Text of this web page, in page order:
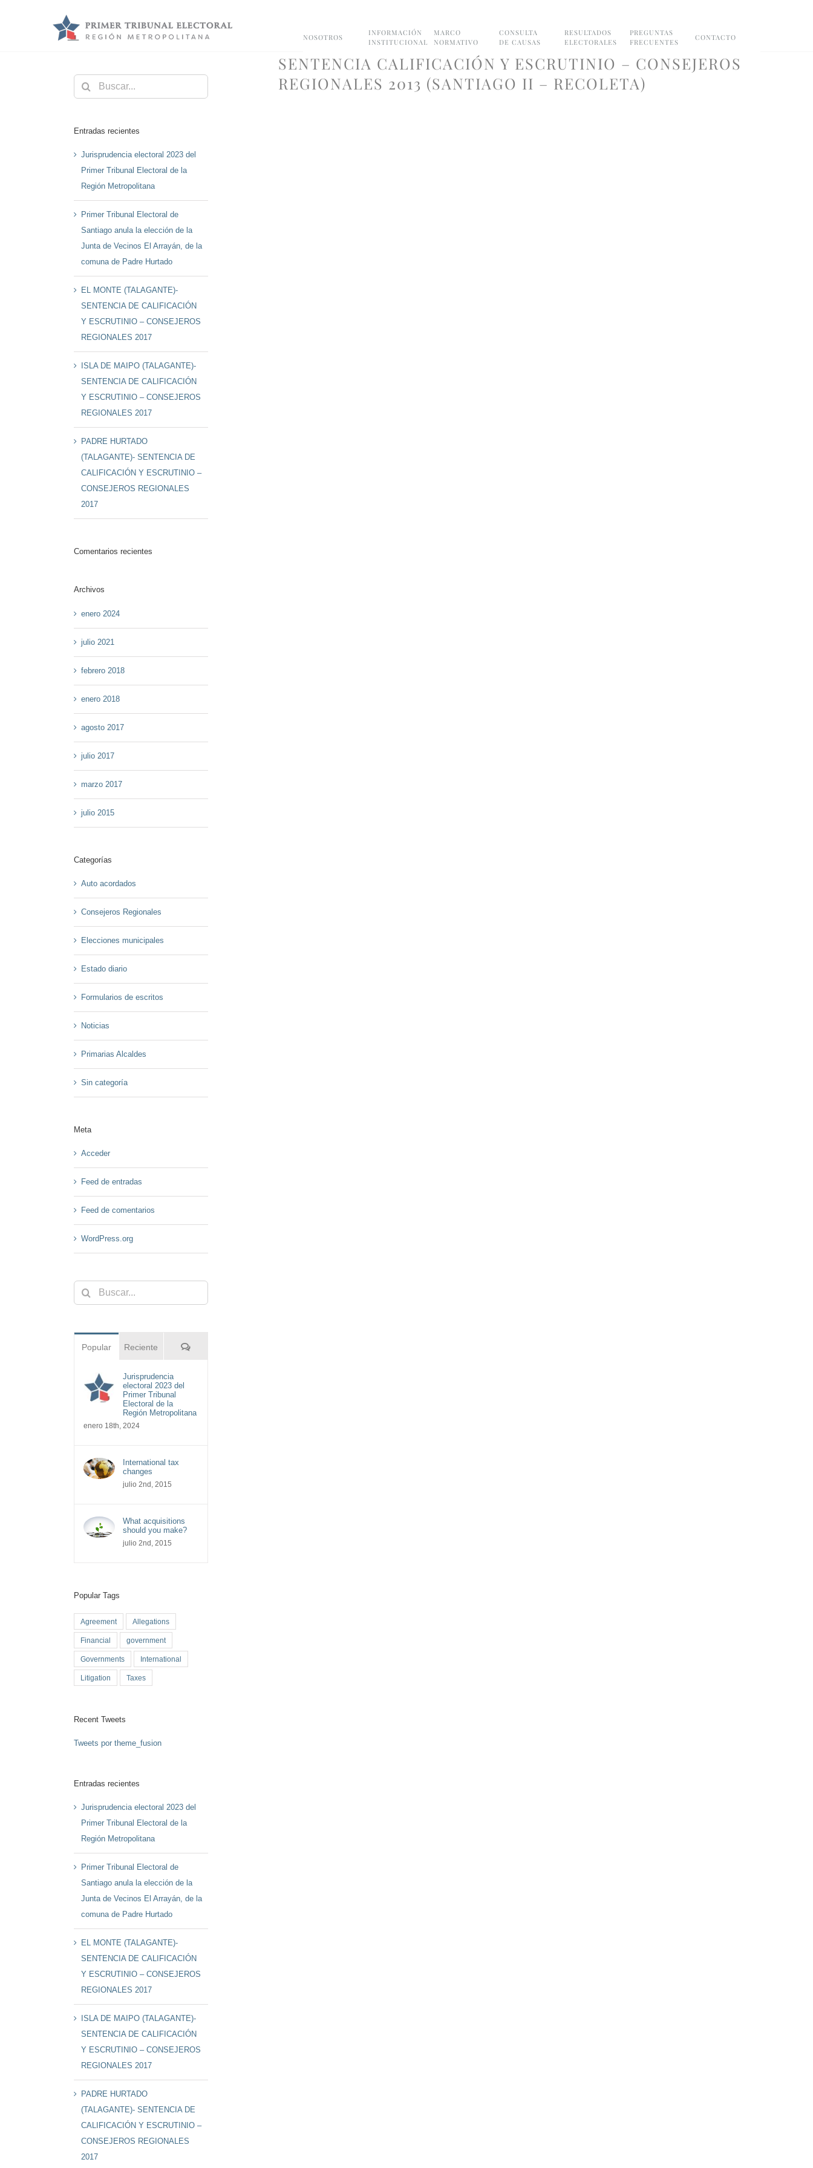
NOSOTROS
INFORMACIÓN
INSTITUCIONAL
MARCO
NORMATIVO
CONSULTA
DE CAUSAS
RESULTADOS
ELECTORALES
PREGUNTAS
FRECUENTES
CONTACTO
SENTENCIA CALIFICACIÓN Y ESCRUTINIO – CONSEJEROS
REGIONALES 2013 (SANTIAGO II – RECOLETA)
Buscar:
Entradas recientes
Jurisprudencia electoral 2023 del
Primer Tribunal Electoral de la
Región Metropolitana
Primer Tribunal Electoral de
Santiago anula la elección de la
Junta de Vecinos El Arrayán, de la
comuna de Padre Hurtado
EL MONTE (TALAGANTE)-
SENTENCIA DE CALIFICACIÓN
Y ESCRUTINIO – CONSEJEROS
REGIONALES 2017
ISLA DE MAIPO (TALAGANTE)-
SENTENCIA DE CALIFICACIÓN
Y ESCRUTINIO – CONSEJEROS
REGIONALES 2017
PADRE HURTADO
(TALAGANTE)- SENTENCIA DE
CALIFICACIÓN Y ESCRUTINIO –
CONSEJEROS REGIONALES
2017
Comentarios recientes
Archivos
enero 2024
julio 2021
febrero 2018
enero 2018
agosto 2017
julio 2017
marzo 2017
julio 2015
Categorías
Auto acordados
Consejeros Regionales
Elecciones municipales
Estado diario
Formularios de escritos
Noticias
Primarias Alcaldes
Sin categoría
Meta
Acceder
Feed de entradas
Feed de comentarios
WordPress.org
Buscar:
Popular Reciente Comentarios
Jurisprudencia
electoral 2023 del
Primer Tribunal
Electoral de la
Región Metropolitana
enero 18th, 2024
International tax
changes
julio 2nd, 2015
What acquisitions
should you make?
julio 2nd, 2015
Popular Tags
Agreement Allegations
Financial government
Governments International
Litigation Taxes
Recent Tweets
Tweets por theme_fusion
Entradas recientes
Jurisprudencia electoral 2023 del
Primer Tribunal Electoral de la
Región Metropolitana
Primer Tribunal Electoral de
Santiago anula la elección de la
Junta de Vecinos El Arrayán, de la
comuna de Padre Hurtado
EL MONTE (TALAGANTE)-
SENTENCIA DE CALIFICACIÓN
Y ESCRUTINIO – CONSEJEROS
REGIONALES 2017
ISLA DE MAIPO (TALAGANTE)-
SENTENCIA DE CALIFICACIÓN
Y ESCRUTINIO – CONSEJEROS
REGIONALES 2017
PADRE HURTADO
(TALAGANTE)- SENTENCIA DE
CALIFICACIÓN Y ESCRUTINIO –
CONSEJEROS REGIONALES
2017